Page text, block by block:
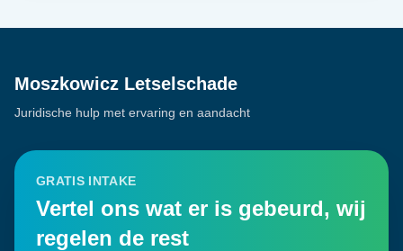
Moszkowicz Letselschade
Juridische hulp met ervaring en aandacht
GRATIS INTAKE
Vertel ons wat er is gebeurd, wij
regelen de rest